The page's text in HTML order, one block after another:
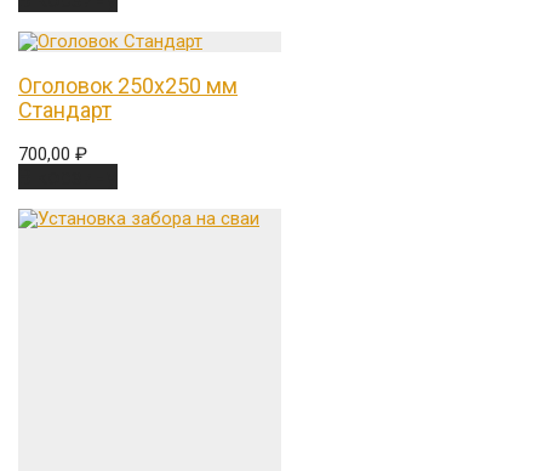
Оголовок 250х250 мм
Стандарт
700,00 ₽